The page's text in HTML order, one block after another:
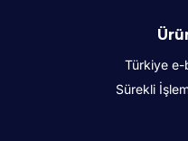
Türkiye e-
Sürekli